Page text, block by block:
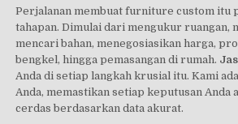
Perjalanan membuat furniture custom itu
tahapan. Dimulai dari mengukur ruangan,
mencari bahan, menegosiasikan harga,
bengkel, hingga pemasangan di rumah.
Anda di setiap langkah krusial itu. Kami
Anda, memastikan setiap keputusan Anda
cerdas berdasarkan data akurat.